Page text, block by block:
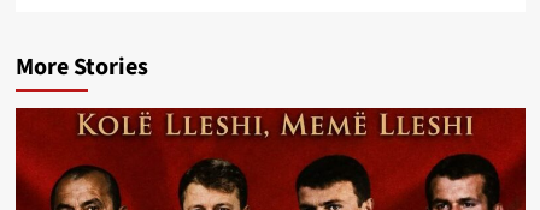
More Stories